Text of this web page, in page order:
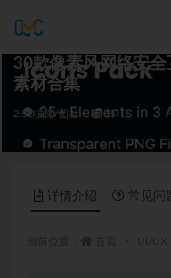
30款像素风网络安
素材合集
2.5D插画/图标 15
详情介绍 常见问